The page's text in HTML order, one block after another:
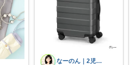
なーのん｜2児ワーママ＊育児/時短